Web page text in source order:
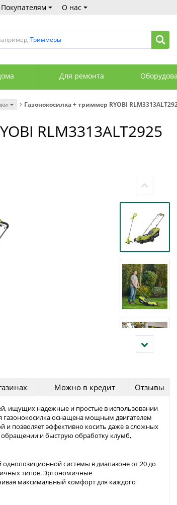
Покупателям О нас
Триммеры
Для ремонта
Газонокосилка + триммер RYOBI
RLM3313ALT2925
Можно в кредит Отзывы
ищущих надежные и простые в использовании
газонокосилка оснащена мощным двигателем
и позволяет эффективно косить даже в сложных
обращении и быструю обработку клумб,
системы в диапазоне от 20 до
типов. Эргономичные
максимальный комфорт для каждого